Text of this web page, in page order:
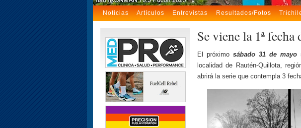
Noticias Artículos Entrevistas Resultados/Fotos
Se viene la 1ª
El próximo sábado 31 de mayo
localidad de Rautén-Quillota,
abrirá la serie que contempla 3